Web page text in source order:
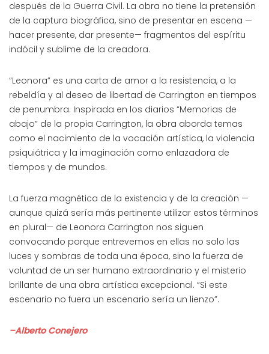
después de la Guerra Civil. La obra no tiene la pretensión
de la captura biográfica, sino de presentar en escena —
hacer presente, dar presente— fragmentos del espíritu
indócil y sublime de la creadora.
“Leonora” es una carta de amor a la resistencia, a la
rebeldía y al deseo de libertad de Carrington en tiempos
de penumbra. Inspirada en los diarios “Memorias de
abajo” de la propia Carrington, la obra aborda temas
como el nacimiento de la vocación artística, la violencia
psiquiátrica y la imaginación como enlazadora de
tiempos y de mundos.
La fuerza magnética de la existencia y de la creación —
aunque quizá sería más pertinente utilizar estos términos
en plural— de Leonora Carrington nos siguen
convocando porque entrevemos en ellas no solo las
luces y sombras de toda una época, sino la fuerza de
voluntad de un ser humano extraordinario y el misterio
brillante de una obra artística excepcional. “Si este
escenario no fuera un escenario sería un lienzo”.
–Alberto Conejero